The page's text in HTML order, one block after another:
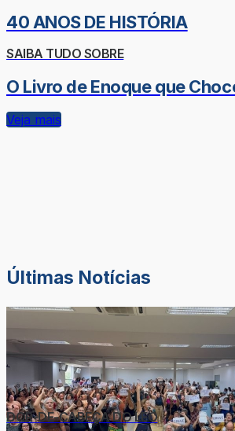
40 ANOS DE HISTÓRIA
SAIBA TUDO SOBRE
O Livro de Enoque que
Veja mais
Últimas Notícias
DOR-DE-CABEÇA DO LÉO